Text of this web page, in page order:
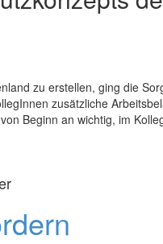
zu erstellen, ging die
zusätzliche
Beginn an wichtig, im